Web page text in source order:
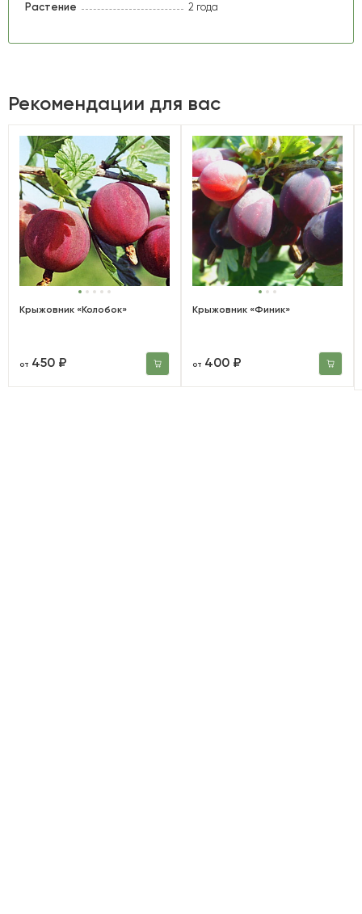
Растение 2 года
Рекомендации для вас
Крыжовник «Колобок»
от 450 ₽
Крыжовник «Финик»
от 400 ₽